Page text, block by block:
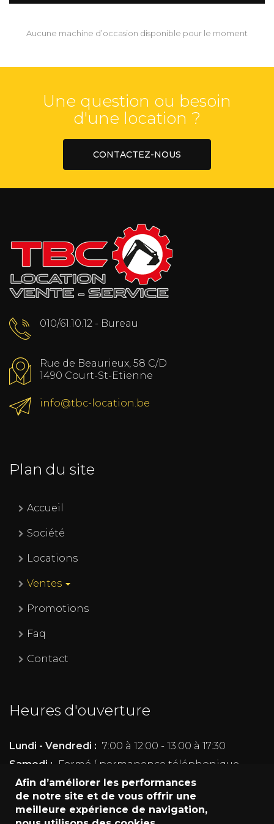
Aucune machine d’occasion disponible pour le moment
Une question ou besoin
d'une location ?
CONTACTEZ-NOUS
010/61.10.12 - Bureau
Rue de Beaurieux, 58 C/D
1490 Court-St-Etienne
info@tbc-location.be
Plan du site
Accueil
Société
Locations
Ventes
Promotions
Faq
Contact
Heures d'ouverture
Lundi - Vendredi : 7:00 à 12:00 - 13:00 à 17:30
Samedi :
Fermé ( permanence téléphonique
pour les machines en cours de location)
Dimanche : Fermé
Afin d’améliorer les performances
de notre site et de vous offrir une
meilleure expérience de navigation,